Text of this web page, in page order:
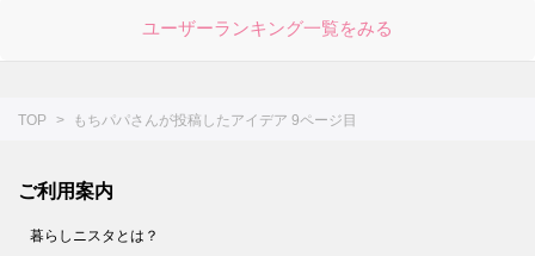
ユーザーランキング一覧をみる
TOP もちパパさんが投稿したアイデア 9ページ目
ご利用案内
暮らしニスタとは？